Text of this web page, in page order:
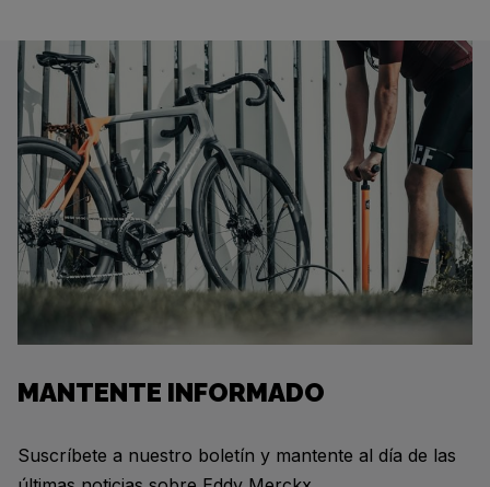
MANTENTE INFORMADO
Suscríbete a nuestro boletín y mantente al día de las